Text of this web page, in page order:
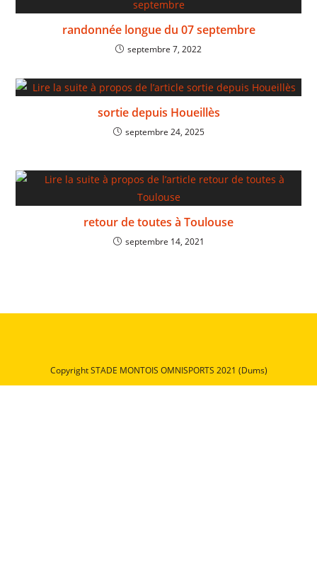
randonnée longue du 07 septembre
septembre 7, 2022
sortie depuis Houeillès
septembre 24, 2025
retour de toutes à Toulouse
septembre 14, 2021
Copyright STADE MONTOIS OMNISPORTS 2021 (Dums)